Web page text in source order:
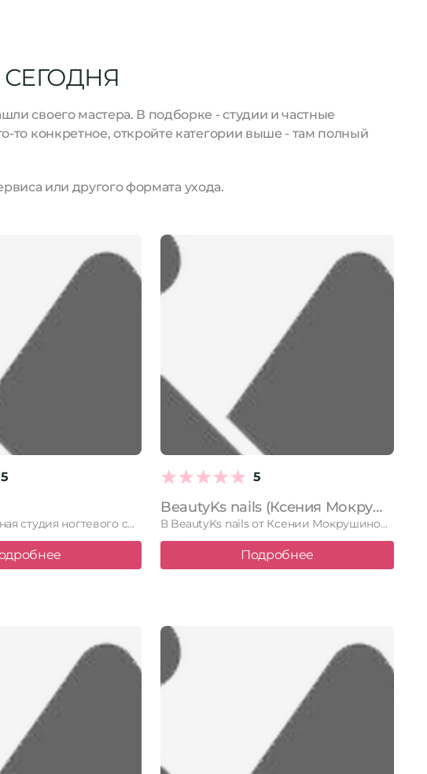
своего мастера. В подборке - студии и частные
конкретное, откройте категории выше - там полный
или другого формата ухода.
5
LAK Studio – уютная студия ногтевого сервиса в самом сердце …
5
BeautyKs nails (Ксения Мокрушина)
В BeautyKs nails от Ксении Мокрушиной Вы найдете качественный маникюр …
Подробнее